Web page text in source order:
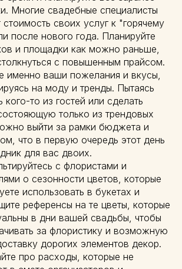
Многие свадебные специалисты
своих услуг к "горячему
после нового года. Планируйте
и площадки как можно раньше,
с повышенным прайсом.
именно ваши пожелания и вкусы,
на моду и тренды. Пытаясь
кого-то из гостей или сделать
только из трендовых
выйти за рамки бюджета и
что в первую очередь этот день
для вас двоих.
с флористами и
о сезонности цветов, которые
использовать в букетах и
референсы на те цветы, которые
в дни вашей свадьбы, чтобы
за флористику и возможную
дорогих элементов декор.
про расходы, которые не